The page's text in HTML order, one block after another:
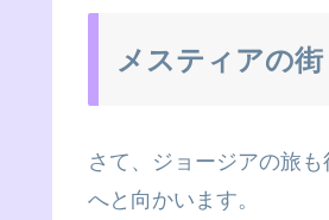
メスティアの街
さて、ジョージアの旅
へと向かいます。